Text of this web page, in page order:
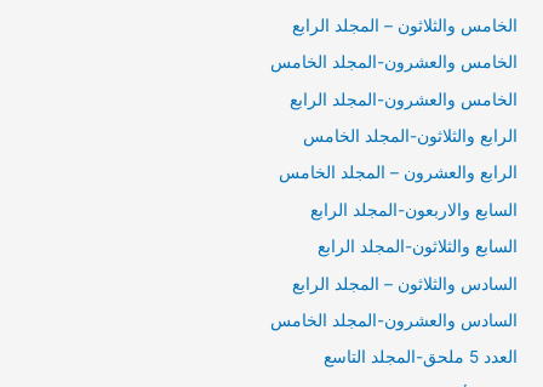
الخامس والثلاثون – المجلد الرابع
الخامس والعشرون-المجلد الخامس
الخامس والعشرون-المجلد الرابع
الرابع والثلاثون-المجلد الخامس
الرابع والعشرون – المجلد الخامس
السابع والاربعون-المجلد الرابع
السابع والثلاثون-المجلد الرابع
السادس والثلاثون – المجلد الرابع
السادس والعشرون-المجلد الخامس
العدد 5 ملحق-المجلد التاسع